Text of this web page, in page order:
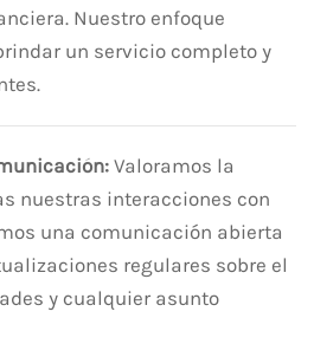
Nuestro enfoque
un servicio completo y
Valoramos la
nuestras interacciones con
una comunicación abierta
regulares sobre el
y cualquier asunto